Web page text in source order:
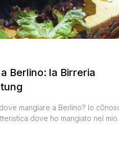
Berlino: la Birreria
mangiare a Berlino? Io
dove ho mangiato nel mio